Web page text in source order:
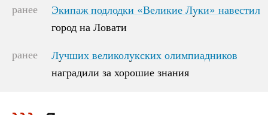
ранее
Экипаж подлодки «Великие Луки» навестил
город на Ловати
Экипаж подлодки «Великие Луки» навестил
город на Ловати
ранее
Лучших великолукских олимпиадников
наградили за хорошие знания
Лучших великолукских олимпиадников
наградили за хорошие знания